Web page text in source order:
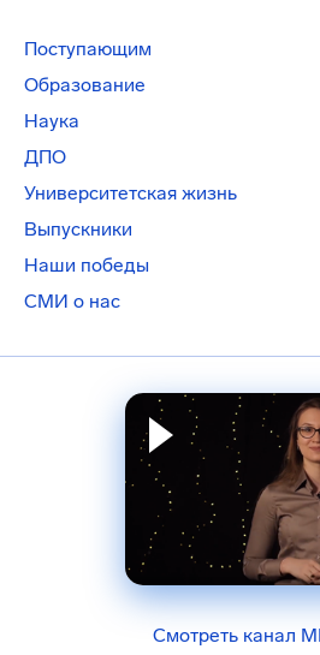
Поступающим
Образование
Наука
ДПО
Университетская жизнь
Выпускники
Наши победы
СМИ о нас
Смотреть канал